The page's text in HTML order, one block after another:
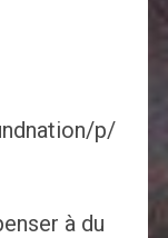
p/
à du